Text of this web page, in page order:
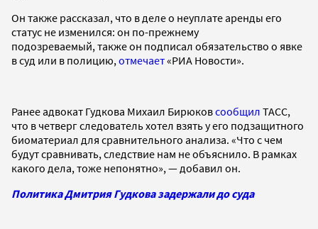
Он также рассказал, что в деле о неуплате аренды его
статус не изменился: он по-прежнему
подозреваемый, также он подписал обязательство о явке
в суд или в полицию, отмечает«РИА Новости».
Ранее адвокат Гудкова Михаил Бирюковсообщил ТАСС,
что в четверг следователь хотел взять у его подзащитного
биоматериал для сравнительного анализа. «Что с чем
будут сравнивать, следствие нам не объяснило. В рамках
какого дела, тоже непонятно», — добавил он.
Политика Дмитрия Гудкова задержали до суда